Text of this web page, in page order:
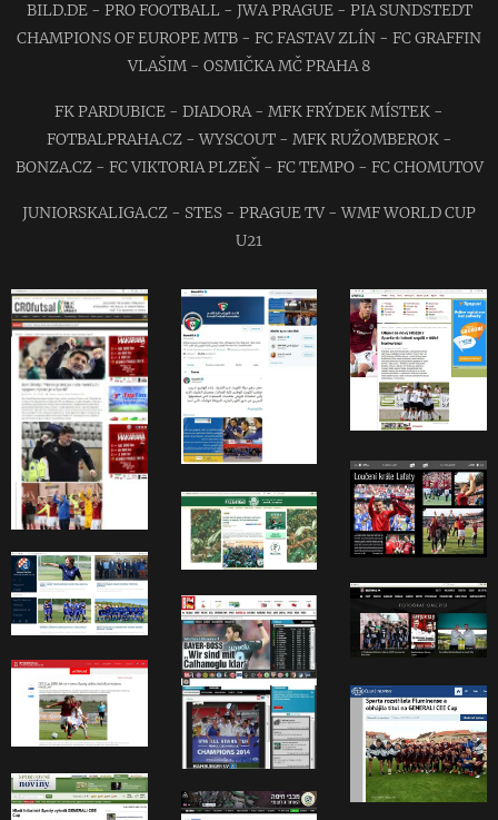
BILD.DE - PRO FOOTBALL - JWA PRAGUE - PIA SUNDSTEDT
CHAMPIONS OF EUROPE MTB - FC FASTAV ZLÍN - FC GRAFFIN
VLAŠIM - OSMIČKA MČ PRAHA 8
FK PARDUBICE - DIADORA - MFK FRÝDEK MÍSTEK -
FOTBALPRAHA.CZ - WYSCOUT - MFK RUŽOMBEROK -
BONZA.CZ - FC VIKTORIA PLZEŇ - FC TEMPO - FC CHOMUTOV
JUNIORSKALIGA.CZ - STES - PRAGUE TV - WMF WORLD CUP
U21